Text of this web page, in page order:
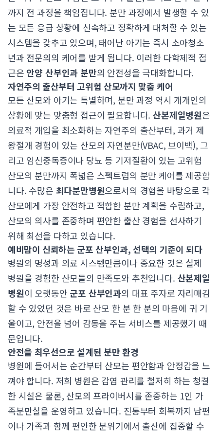
까지 전 과정을 책임집니다. 분만 과정에서 발생할 수 있
는 모든 응급 상황에 신속하고 정확하게 대처할 수 있는
시스템을 갖추고 있으며, 태어난 아기는 즉시 소아청소
년과 전문의의 케어를 받게 됩니다. 이러한 다학제적 접
근은 안양 산부인과 분만의 안전성을 극대화합니다.
자연주의 출산부터 고위험 산모까지 맞춤 케어
모든 산모와 아기는 특별하며, 분만 과정 역시 개개인의
상황에 맞는 맞춤형 접근이 필요합니다.산본제일병원은
의료적 개입을 최소화하는 자연주의 출산부터, 과거 제
왕절개 경험이 있는 산모의 자연분만(VBAC, 브이백), 그
리고 임신중독증이나 당뇨 등 기저질환이 있는 고위험
산모의 분만까지 폭넓은 스펙트럼의 분만 케어를 제공합
니다. 수많은 최다분만병원으로서의 경험을 바탕으로 각
산모에게 가장 안전하고 적합한 분만 계획을 수립하고,
산모의 의사를 존중하며 편안한 출산 경험을 선사하기
위해 최선을 다하고 있습니다.
예비맘이 신뢰하는 군포 산부인과, 선택의 기준이 되다
병원의 명성과 의료 시스템만큼이나 중요한 것은 실제
병원을 경험한 산모들의 만족도와 추천입니다. 산본제일
병원이 오랫동안 군포 산부인과의 대표 주자로 자리매김
할 수 있었던 것은 바로 산모 한 분 한 분의 마음에 귀 기
울이고, 안전을 넘어 감동을 주는 서비스를 제공했기 때
문입니다.
안전을 최우선으로 설계된 분만 환경
병원에 들어서는 순간부터 산모는 편안함과 안정감을 느
껴야 합니다. 저희 병원은 감염 관리를 철저히 하는 청결
한 시설은 물론, 산모의 프라이버시를 존중하는 1인 가
족분만실을 운영하고 있습니다. 진통부터 회복까지 남편
이나 가족과 함께 편안한 분위기에서 출산에 집중할 수